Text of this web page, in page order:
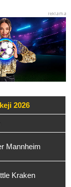
2026
Mannheim
Kraken